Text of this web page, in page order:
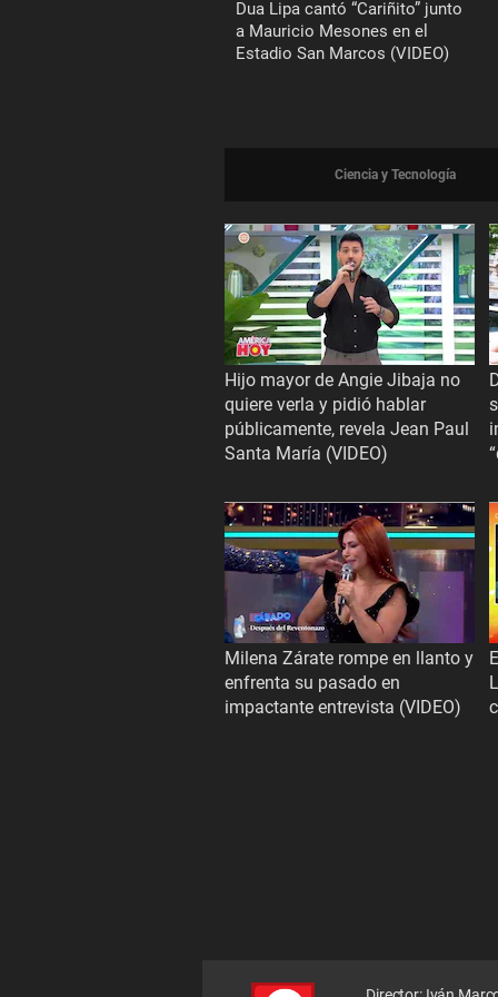
Dua Lipa cantó “Cariñito” junto
a Mauricio Mesones en el
Estadio San Marcos (VIDEO)
Ciencia y Tecnología
Hijo mayor de Angie Jibaja no
quiere verla y pidió hablar
públicamente, revela Jean Paul
Santa María (VIDEO)
Milena Zárate rompe en llanto y
enfrenta su pasado en
impactante entrevista (VIDEO)